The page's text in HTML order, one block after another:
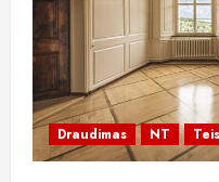
Draudimas NT